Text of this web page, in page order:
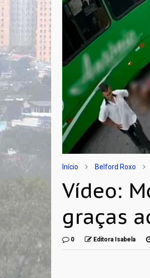
Início Belford Roxo
Vídeo:
graças
0 Editora Isabela